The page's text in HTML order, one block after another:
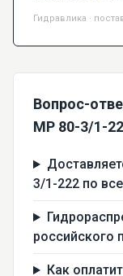
Гидравлика ·
Вопрос-
МР 80-3/1-
3/1-222 по
российского
Как